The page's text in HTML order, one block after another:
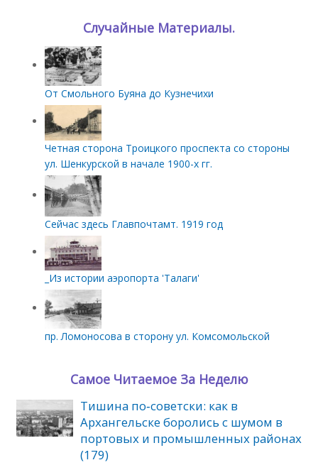
Случайные Материалы.
От Смольного Буяна до Кузнечихи
Четная сторона Троицкого проспекта со стороны
ул. Шенкурской в начале 1900-х гг.
Сейчас здесь Главпочтамт. 1919 год
_Из истории аэропорта 'Талаги'
пр. Ломоносова в сторону ул. Комсомольской
Самое Читаемое За Неделю
Тишина по‑советски: как в
Архангельске боролись с шумом в
портовых и промышленных районах
(179)